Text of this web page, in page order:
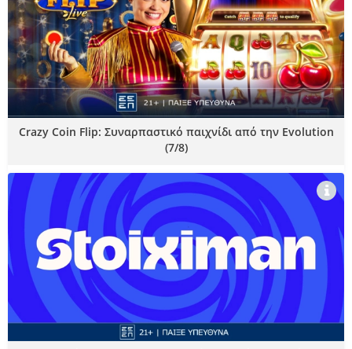
Crazy Coin Flip: Συναρπαστικό παιχνίδι από την Evolution
(7/8)